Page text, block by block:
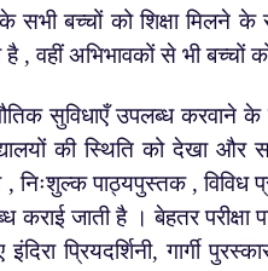
बच्चों को शिक्षा मिलने के
, वहीं अभिभावकों से भी बच्चों
सुविधाएँ उपलब्ध करवाने के
की स्थिति को देखा
, निःशुल्क पाठ्यपुस्तक , विविध
जाती है । बेहतर परीक्षा
प्रियदर्शिनी, गार्गी